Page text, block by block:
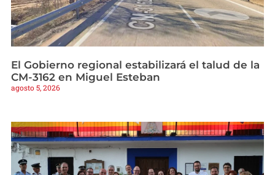
El Gobierno regional estabilizará el talud de la
CM-3162 en Miguel Esteban
agosto 5, 2026